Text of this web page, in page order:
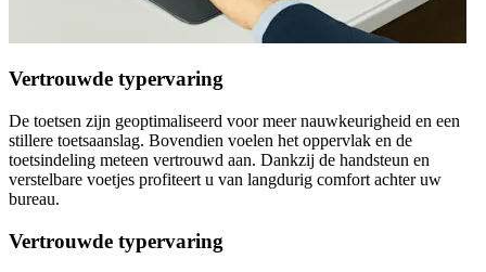
Vertrouwde typervaring
De toetsen zijn geoptimaliseerd voor meer nauwkeurigheid en een
stillere toetsaanslag. Bovendien voelen het oppervlak en de
toetsindeling meteen vertrouwd aan. Dankzij de handsteun en
verstelbare voetjes profiteert u van langdurig comfort achter uw
bureau.
Vertrouwde typervaring